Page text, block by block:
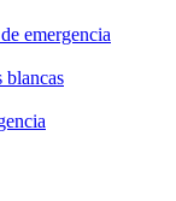
emergencia
blancas